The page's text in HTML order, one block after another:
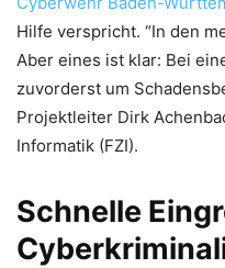
Hilfe verspricht. “In den
Aber eines ist klar: Bei
zuvorderst um
Projektleiter Dirk
Informatik (FZI).
Schnelle